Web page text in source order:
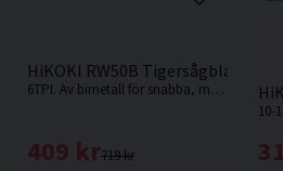
HiKOKI RW50B Tigersågblad
6TPI. Av bimetall för snabba, medelgrova till grova snitt i t.ex. hårt och mjukt trä, aluminium, plast och legeringar.
719 kr
409 kr